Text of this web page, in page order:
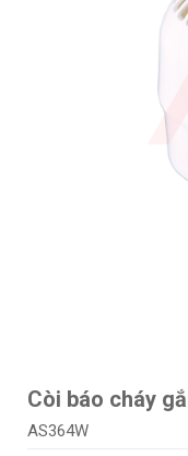
Còi báo cháy
AS364W